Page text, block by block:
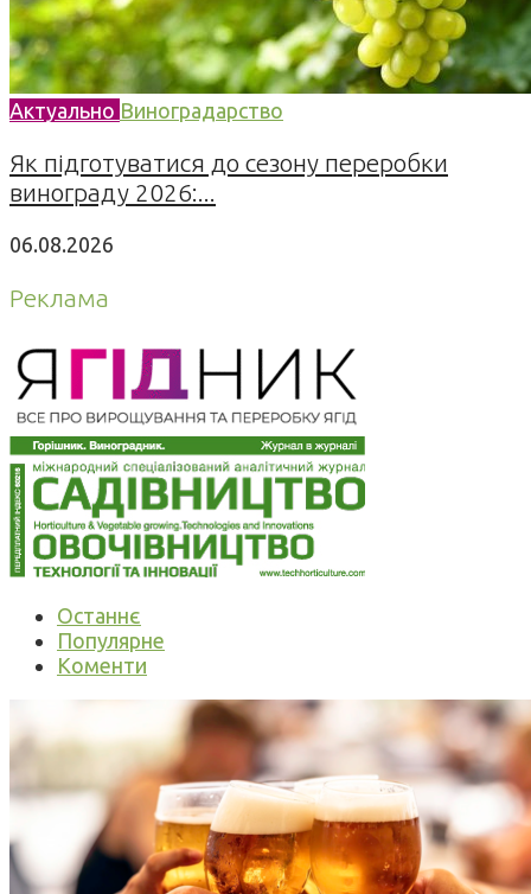
Актуально Виноградарство
Як підготуватися до сезону переробки
винограду 2026:...
06.08.2026
Реклама
Останнє
Популярне
Коменти